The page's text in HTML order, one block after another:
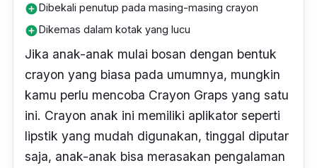
add_circleDibekali penutup pada masing-masing crayon
add_circleDikemas dalam kotak yang lucu
Jika anak-anak mulai bosan dengan bentuk
crayon yang biasa pada umumnya, mungkin
kamu perlu mencoba Crayon Graps yang satu
ini. Crayon anak ini memiliki aplikator seperti
lipstik yang mudah digunakan, tinggal diputar
saja, anak-anak bisa merasakan pengalaman